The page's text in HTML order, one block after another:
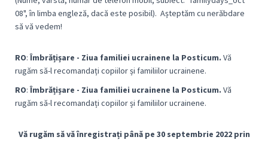
08", în limba engleză, dacă este posibil). Așteptăm cu nerăbdare
să vă vedem!
RO: Îmbrățișare - Ziua familiei ucrainene la Posticum. Vă
rugăm să-l recomandați copiilor și familiilor ucrainene.
RO: Îmbrățișare - Ziua familiei ucrainene la Posticum. Vă
rugăm să-l recomandați copiilor și familiilor ucrainene.
Vă rugăm să vă înregistrați până pe 30 septembrie 2022 prin